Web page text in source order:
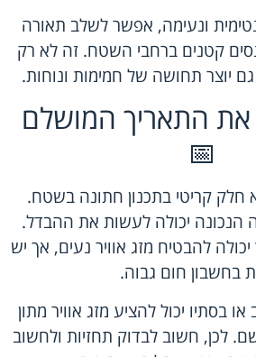
ונעימה, אפשר לשלב תאורה
קטנים ברחבי השטח. זה לא רק
גם יוצר תחושה של חמימות ונוחות.
את התאריך המושלם
📅
חלק קריטי בתכנון חתונה בשטח.
הנכונה יכולה לעשות את ההבדל.
להבטיח מזג אוויר נעים, אך יש
בחשבון חום גבוה.
בסתיו יכול להציע מזג אוויר מתון
לכן, חשוב לבדוק תחזיות ולחשוב